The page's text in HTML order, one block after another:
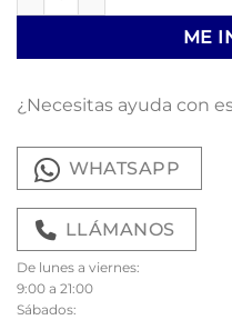
ME
¿Necesitas ayuda con
WHATSAPP
LLÁMANOS
De lunes a viernes:
9:00 a 21:00
Sábados: